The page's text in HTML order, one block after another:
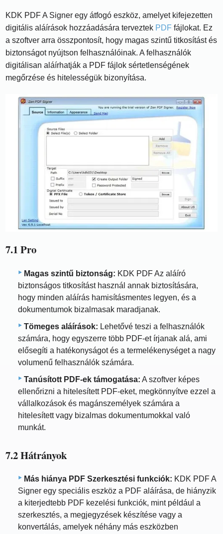
KDK PDF A Signer egy átfogó eszköz, amelyet kifejezetten
digitális aláírások hozzáadására terveztek PDF fájlokat. Ez
a szoftver arra összpontosít, hogy magas szintű titkosítást és
biztonságot nyújtson felhasználóinak. A felhasználók
digitálisan aláírhatják a PDF fájlok sértetlenségének
megőrzése és hitelességük bizonyítása.
7.1 Pro
Magas szintű biztonság: KDK PDF Az aláíró
biztonságos titkosítást használ annak biztosítására,
hogy minden aláírás hamisításmentes legyen, és a
dokumentumok bizalmasak maradjanak.
Tömeges aláírások: Lehetővé teszi a felhasználók
számára, hogy egyszerre több PDF-et írjanak alá, ami
elősegíti a hatékonyságot és a termelékenységet a nagy
volumenű felhasználók számára.
Tanúsított PDF-ek támogatása: A szoftver képes
ellenőrizni a hitelesített PDF-eket, megkönnyítve ezzel a
vállalkozások és magánszemélyek számára a
hitelesített vagy bizalmas dokumentumokkal való
munkát.
7.2 Hátrányok
Más hiánya PDF Szerkesztési funkciók: KDK PDF A
Signer egy speciális eszköz a PDF aláírása, de hiányzik
a kiterjedtebb PDF kezelési funkciók, mint például a
szerkesztés, a megjegyzések készítése vagy a
konvertálás, amelyek néhány más eszközben